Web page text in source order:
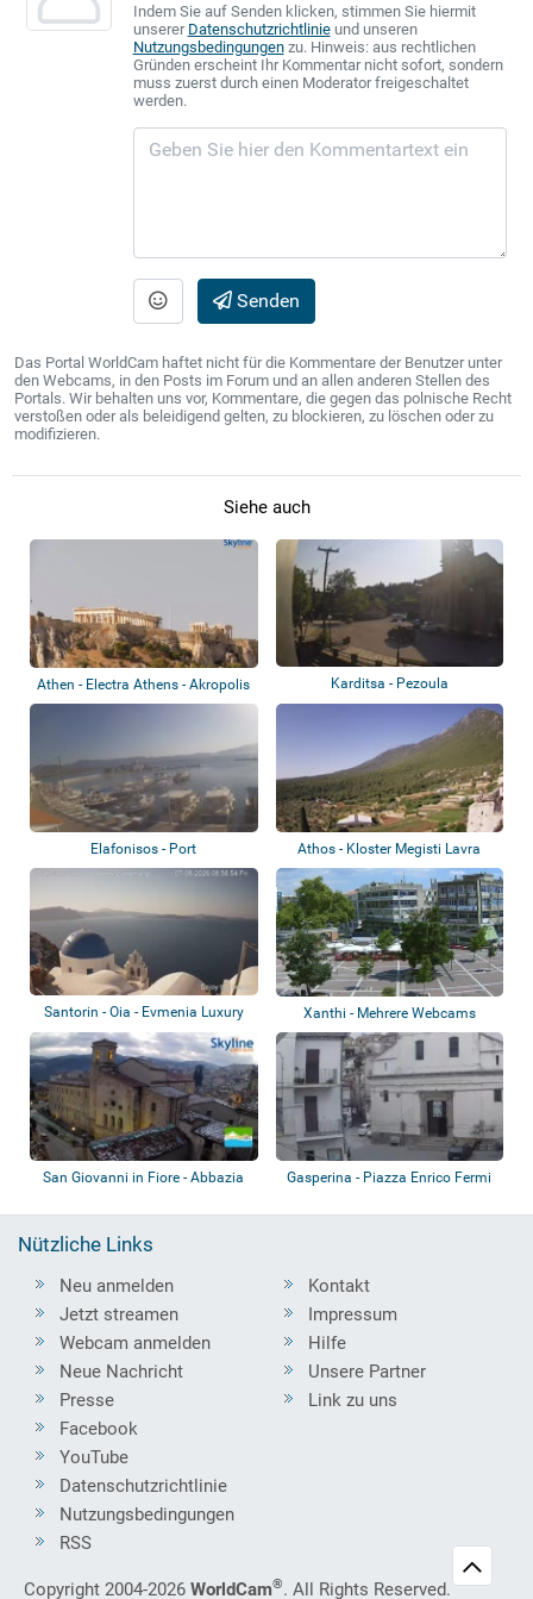
Indem Sie auf Senden klicken, stimmen Sie hiermit
unserer Datenschutzrichtlinieund unseren
Nutzungsbedingungenzu. Hinweis: aus rechtlichen
Gründen erscheint Ihr Kommentar nicht sofort, sondern
muss zuerst durch einen Moderator freigeschaltet
werden.
Senden
Das Portal WorldCam haftet nicht für die Kommentare der Benutzer unter
den Webcams, in den Posts im Forum und an allen anderen Stellen des
Portals. Wir behalten uns vor, Kommentare, die gegen das polnische Recht
verstoßen oder als beleidigend gelten, zu blockieren, zu löschen oder zu
modifizieren.
Siehe auch
Athen - Electra Athens - Akropolis Karditsa - Pezoula
Elafonisos - Port Athos - Kloster Megisti Lavra
Santorin - Oia - Evmenia Luxury
Cave Vil...
Xanthi - Mehrere Webcams
San Giovanni in Fiore - Abbazia
Gasperina - Piazza Enrico Fermi
Nützliche Links
Neu anmelden
Jetzt streamen
Webcam anmelden
Neue Nachricht
Presse
Kontakt
Impressum
Hilfe
Unsere Partner
Link zu uns
Facebook
YouTube
Datenschutzrichtlinie
Nutzungsbedingungen
RSS
Copyright 2004-2026 WorldCam®. All Rights Reserved.